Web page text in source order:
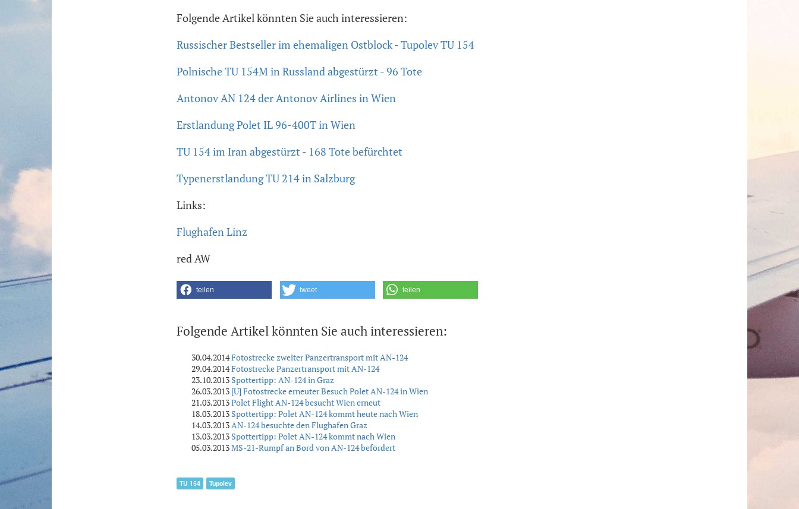
Folgende Artikel könnten Sie auch interessieren:
Russischer Bestseller im ehemaligen Ostblock - Tupolev TU 154
Polnische TU 154M in Russland abgestürzt - 96 Tote
Antonov AN 124 der Antonov Airlines in Wien
Erstlandung Polet IL 96-400T in Wien
TU 154 im Iran abgestürzt - 168 Tote befürchtet
Typenerstlandung TU 214 in Salzburg
Links:
Flughafen Linz
red AW
teilen tweet teilen
Folgende Artikel könnten Sie auch interessieren:
30.04.2014Fotostrecke zweiter Panzertransport mit AN-124
29.04.2014Fotostrecke Panzertransport mit AN-124
23.10.2013 Spottertipp: AN-124 in Graz
26.03.2013 [U] Fotostrecke erneuter Besuch Polet AN-124 in Wien
21.03.2013Polet Flight AN-124 besucht Wien erneut
18.03.2013 Spottertipp: Polet AN-124 kommt heute nach Wien
14.03.2013AN-124 besuchte den Flughafen Graz
13.03.2013 Spottertipp: Polet AN-124 kommt nach Wien
05.03.2013MS-21-Rumpf an Bord von AN-124 befördert
TU 154 Tupolev